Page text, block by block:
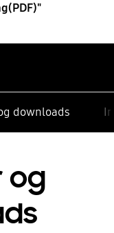
downloads
og